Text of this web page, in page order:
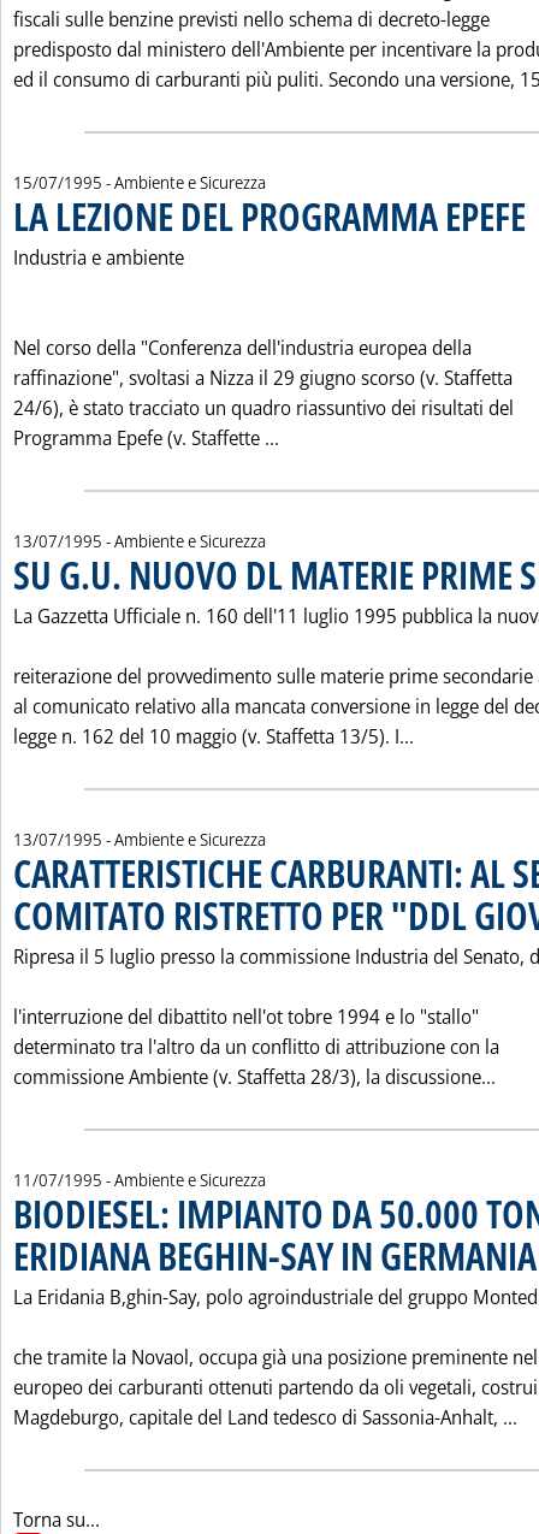
fiscali sulle benzine previsti nello schema di decreto-legge
predisposto dal ministero dell'Ambiente per incentivare la
ed il consumo di carburanti più puliti. Secondo una versione,
15/07/1995 - Ambiente e Sicurezza
LA LEZIONE DEL PROGRAMMA EPEFE
Industria e ambiente
Nel corso della "Conferenza dell'industria europea della
raffinazione", svoltasi a Nizza il 29 giugno scorso (v. Staffetta
24/6), è stato tracciato un quadro riassuntivo dei risultati del
Programma Epefe (v. Staffette ...
13/07/1995 - Ambiente e Sicurezza
SU G.U. NUOVO DL MATERIE PRIME
La Gazzetta Ufficiale n. 160 dell'11 luglio 1995 pubblica la
reiterazione del provvedimento sulle materie prime secondarie
al comunicato relativo alla mancata conversione in legge del
legge n. 162 del 10 maggio (v. Staffetta 13/5). I...
13/07/1995 - Ambiente e Sicurezza
CARATTERISTICHE CARBURANTI: AL
COMITATO RISTRETTO PER "DDL
Ripresa il 5 luglio presso la commissione Industria del Senato,
l'interruzione del dibattito nell'ot tobre 1994 e lo "stallo"
determinato tra l'altro da un conflitto di attribuzione con la
commissione Ambiente (v. Staffetta 28/3), la discussione...
11/07/1995 - Ambiente e Sicurezza
BIODIESEL: IMPIANTO DA 50.000
ERIDIANA BEGHIN-SAY IN GERMANIA
La Eridania B‚ghin-Say, polo agroindustriale del gruppo
che tramite la Novaol, occupa già una posizione preminente
europeo dei carburanti ottenuti partendo da oli vegetali,
Magdeburgo, capitale del Land tedesco di Sassonia-Anhalt, ...
Torna su...